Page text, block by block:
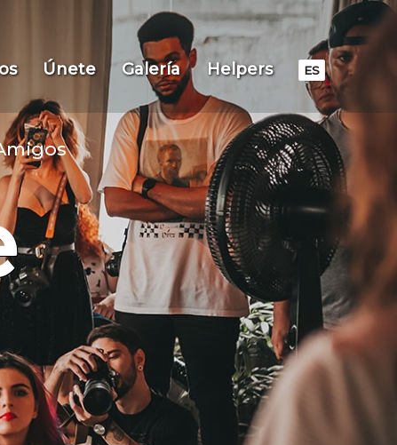
Únete Galería Helpers ES